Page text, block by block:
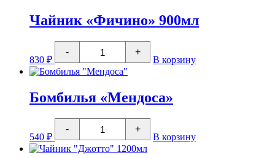
Чайник «Фичино» 900мл
830 ₽
-
Количество
товара
Чайник
"Фичино"
+
В корзину
Бомбилья «Мендоса»
540 ₽
-
Количество
товара
Бомбилья
"Мендоса"
+
В корзину